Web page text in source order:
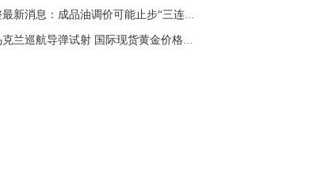
油价调整最新消息：成品油调价可能止步“三连跌...
紧急！乌克兰巡航导弹试射 国际现货黄金价格怒...